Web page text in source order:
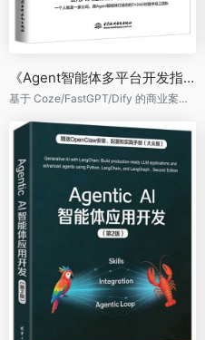
《Agent智能体多平台开发指南》
基于 Coze/FastGPT/Dify 的商业案例实战